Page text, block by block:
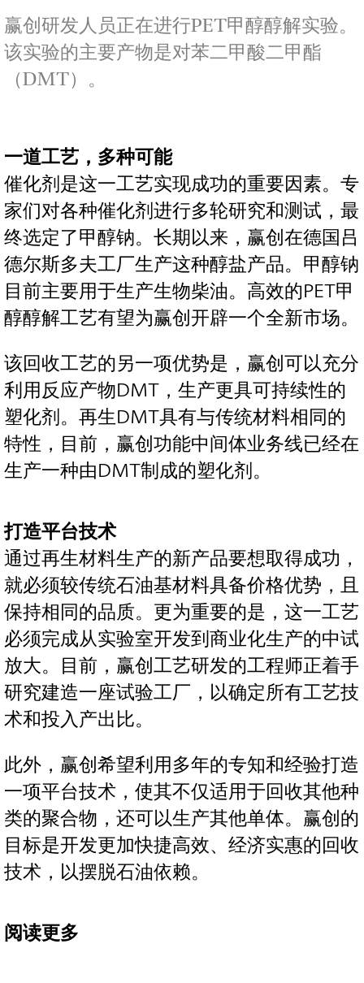
赢创研发人员正在进行PET甲醇醇解实验。
该实验的主要产物是对苯二甲酸二甲酯
（DMT）。
一道工艺，多种可能
催化剂是这一工艺实现成功的重要因素。专
家们对各种催化剂进行多轮研究和测试，最
终选定了甲醇钠。长期以来，赢创在德国吕
德尔斯多夫工厂生产这种醇盐产品。甲醇钠
目前主要用于生产生物柴油。高效的PET甲
醇醇解工艺有望为赢创开辟一个全新市场。
该回收工艺的另一项优势是，赢创可以充分
利用反应产物DMT，生产更具可持续性的
塑化剂。再生DMT具有与传统材料相同的
特性，目前，赢创功能中间体业务线已经在
生产一种由DMT制成的塑化剂。
打造平台技术
通过再生材料生产的新产品要想取得成功，
就必须较传统石油基材料具备价格优势，且
保持相同的品质。更为重要的是，这一工艺
必须完成从实验室开发到商业化生产的中试
放大。目前，赢创工艺研发的工程师正着手
研究建造一座试验工厂，以确定所有工艺技
术和投入产出比。
此外，赢创希望利用多年的专知和经验打造
一项平台技术，使其不仅适用于回收其他种
类的聚合物，还可以生产其他单体。赢创的
目标是开发更加快捷高效、经济实惠的回收
技术，以摆脱石油依赖。
阅读更多